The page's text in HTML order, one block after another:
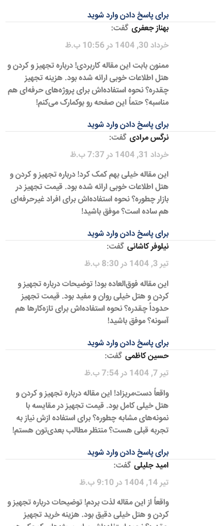
برای پاسخ دادن وارد شوید
بهناز جعفری گفت:
خرداد 30, 1404 در 10:56 ب.ظ
ممنون بابت این مقاله کاربردی! درباره تجهیز و کردن و
هتل اطلاعات خوبی ارائه شده بود. هزینه تجهیز
چقدره؟ نحوه استفاده‌اش برای پروژه‌های حرفه‌ای هم
مناسبه؟ حتماً این صفحه رو بوکمارک می‌کنم!
برای پاسخ دادن وارد شوید
نرگس مرادی گفت:
خرداد 31, 1404 در 7:37 ب.ظ
این مقاله خیلی بهم کمک کرد! درباره تجهیز و کردن و
هتل اطلاعات خوبی ارائه شده بود. قیمت تجهیز در
بازار چطوره؟ نحوه استفاده‌اش برای افراد غیرحرفه‌ای
هم ساده است؟ موفق باشید!
برای پاسخ دادن وارد شوید
نیلوفر کاشانی گفت:
تیر 3, 1404 در 8:30 ب.ظ
این مقاله فوق‌العاده بود! توضیحات درباره تجهیز و
کردن و هتل خیلی روان و مفید بود. قیمت تجهیز
حدوداً چقدره؟ نحوه استفاده‌اش برای تازه‌کارها هم
آسونه؟ موفق باشید!
برای پاسخ دادن وارد شوید
حسین کاظمی گفت:
تیر 7, 1404 در 7:54 ب.ظ
واقعاً دست‌مریزاد! این مقاله درباره تجهیز و کردن و
هتل خیلی کامل بود. قیمت تجهیز در مقایسه با
نمونه‌های مشابه چطوره؟ برای استفاده ازش نیاز به
تجربه قبلی هست؟ منتظر مطالب بعدی‌تون هستم!
برای پاسخ دادن وارد شوید
امید جلیلی گفت:
تیر 14, 1404 در 9:10 ب.ظ
واقعاً از این مقاله لذت بردم! توضیحات درباره تجهیز و
کردن و هتل خیلی دقیق بود. هزینه خرید تجهیز